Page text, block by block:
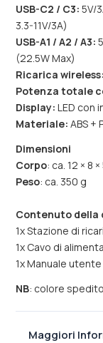
USB-C2 / C3: 5V/
3.3-11V/3A)
USB-A1 / A2 / A3:
(22.5W Max)
Ricarica wireless:
Potenza totale
Display: LED con
Materiale: ABS +
Dimensioni
Corpo: ca. 12 × 8
Peso: ca. 350 g
Contenuto della
1x Stazione di
1x Cavo di
1x Manuale utente
NB: colore
Maggiori